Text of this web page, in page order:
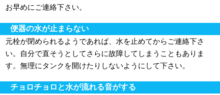
お早めにご連絡下さい。
便器の水が止まらない
元栓が閉められるようであれば、水を止めてからご連絡下さ
い。自分で直そうとしてさらに故障してしまうこともありま
す。無理にタンクを開けたりしないようにして下さい。
チョロチョロと水が流れる音がする